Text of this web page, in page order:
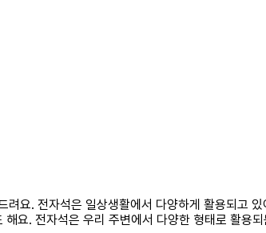
려요. 전자석은 일상생활에서 다양하게 활용되고
요. 전자석은 우리 주변에서 다양한 형태로 활용